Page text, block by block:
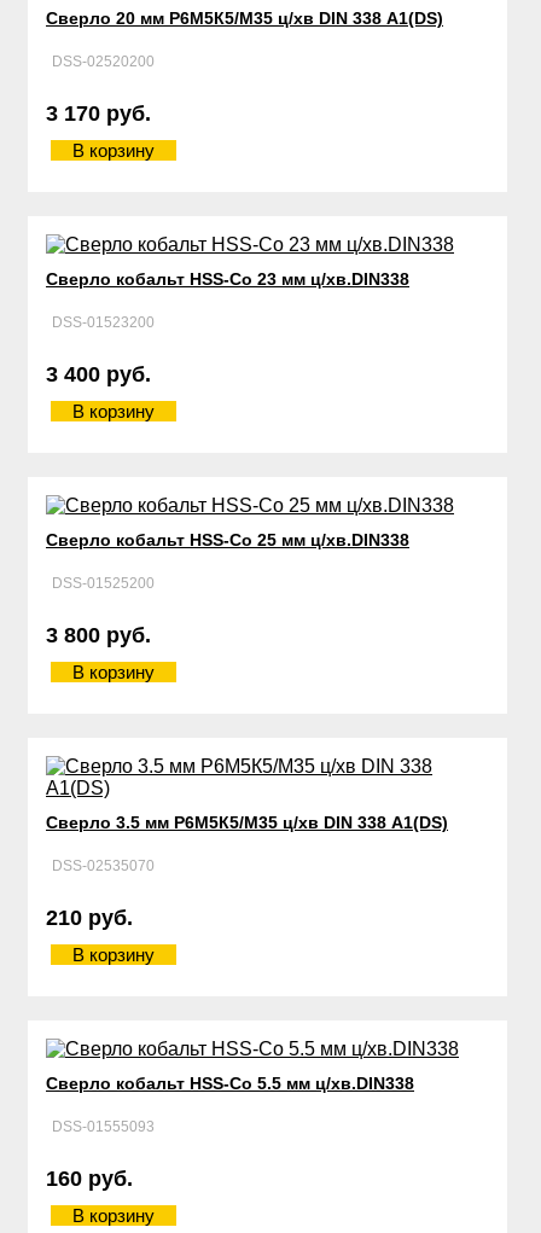
Сверло 20 мм Р6М5К5/М35 ц/хв DIN 338 А1(DS)
DSS-02520200
3 170 руб.
В корзину
Сверло кобальт HSS-Со 23 мм ц/хв.DIN338
DSS-01523200
3 400 руб.
В корзину
Сверло кобальт HSS-Со 25 мм ц/хв.DIN338
DSS-01525200
3 800 руб.
В корзину
Сверло 3.5 мм Р6М5К5/М35 ц/хв DIN 338 А1(DS)
DSS-02535070
210 руб.
В корзину
Сверло кобальт HSS-Со 5.5 мм ц/хв.DIN338
DSS-01555093
160 руб.
В корзину